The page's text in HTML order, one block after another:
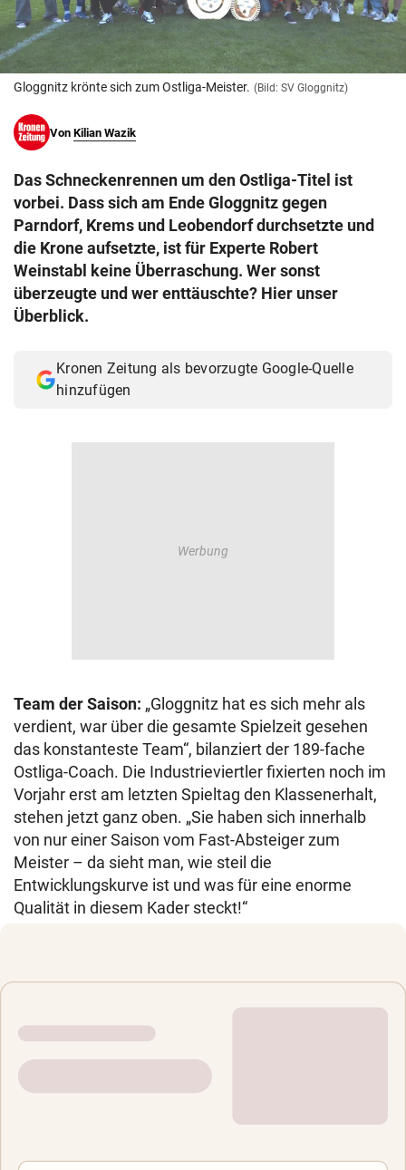
© Krone Multimedia GmbH & Co KG 2026
Muthgasse 2, 1190 Wien
Gloggnitz krönte sich zum Ostliga-Meister. (Bild: SV Gloggnitz)
Von Kilian Wazik
Das Schneckenrennen um den Ostliga-Titel ist
vorbei. Dass sich am Ende Gloggnitz gegen
Parndorf, Krems und Leobendorf durchsetzte und
die Krone aufsetzte, ist für Experte Robert
Weinstabl keine Überraschung. Wer sonst
überzeugte und wer enttäuschte? Hier unser
Überblick.
Kronen Zeitung als bevorzugte Google-Quelle
hinzufügen
Team der Saison: „Gloggnitz hat es sich mehr als
verdient, war über die gesamte Spielzeit gesehen
das konstanteste Team“, bilanziert der 189-fache
Ostliga-Coach. Die Industrieviertler fixierten noch im
Vorjahr erst am letzten Spieltag den Klassenerhalt,
stehen jetzt ganz oben. „Sie haben sich innerhalb
von nur einer Saison vom Fast-Absteiger zum
Meister – da sieht man, wie steil die
Entwicklungskurve ist und was für eine enorme
Qualität in diesem Kader steckt!“